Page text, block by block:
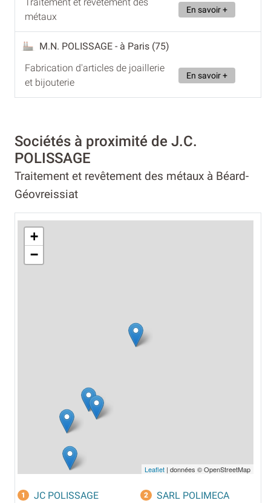
métaux
En savoir +
M.N. POLISSAGE - à Paris (75)
Fabrication d'articles de joaillerie
et bijouterie
En savoir +
Sociétés à proximité de J.C.
POLISSAGE
Traitement et revêtement des métaux à Béard-
Géovreissiat
+
−
Leaflet | données © OpenStreetMap
1
JC POLISSAGE
2
SARL POLIMECA